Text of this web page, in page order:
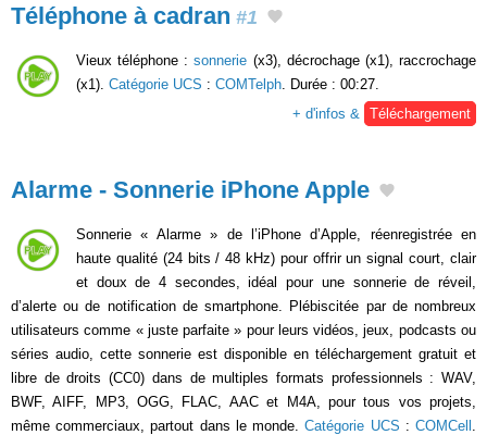
Téléphone à cadran #1
Vieux téléphone :sonnerie (x3), décrochage (x1), raccrochage
(x1). Catégorie UCS : COMTelph . Durée : 00:27.
+ d'infos &
Téléchargement
Alarme - Sonnerie iPhone Apple
Sonnerie « Alarme » de l’iPhone d’Apple, réenregistrée en
haute qualité (24 bits / 48 kHz) pour offrir un signal court, clair
et doux de 4 secondes, idéal pour une sonnerie de réveil,
d’alerte ou de notification de smartphone. Plébiscitée par de nombreux
utilisateurs comme « juste parfaite » pour leurs vidéos, jeux, podcasts ou
séries audio, cette sonnerie est disponible en téléchargement gratuit et
libre de droits (CC0) dans de multiples formats professionnels : WAV,
BWF, AIFF, MP3, OGG, FLAC, AAC et M4A, pour tous vos projets,
même commerciaux, partout dans le monde.Catégorie UCS :COMCell